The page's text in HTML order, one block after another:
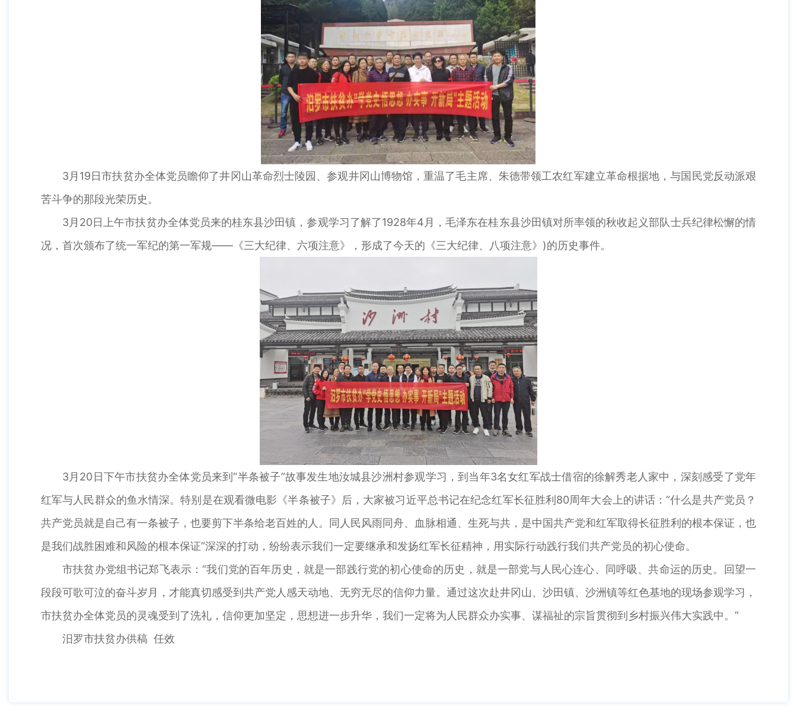
3月19日市扶贫办全体党员瞻仰了井冈山革命烈士陵园、参观井冈山博物馆，重温了毛主席、朱德带领工农红军建立革命根据地，与国民党反动派艰
苦斗争的那段光荣历史。
3月20日上午市扶贫办全体党员来的桂东县沙田镇，参观学习了解了1928年4月，毛泽东在桂东县沙田镇对所率领的秋收起义部队士兵纪律松懈的情
况，首次颁布了统一军纪的第一军规——《三大纪律、六项注意》，形成了今天的《三大纪律、八项注意》)的历史事件。
3月20日下午市扶贫办全体党员来到“半条被子”故事发生地汝城县沙洲村参观学习，到当年3名女红军战士借宿的徐解秀老人家中，深刻感受了党年
红军与人民群众的鱼水情深。特别是在观看微电影《半条被子》后，大家被习近平总书记在纪念红军长征胜利80周年大会上的讲话：“什么是共产党员？
共产党员就是自己有一条被子，也要剪下半条给老百姓的人。同人民风雨同舟、血脉相通、生死与共，是中国共产党和红军取得长征胜利的根本保证，也
是我们战胜困难和风险的根本保证”深深的打动，纷纷表示我们一定要继承和发扬红军长征精神，用实际行动践行我们共产党员的初心使命。
市扶贫办党组书记郑飞表示：“我们党的百年历史，就是一部践行党的初心使命的历史，就是一部党与人民心连心、同呼吸、共命运的历史。回望一
段段可歌可泣的奋斗岁月，才能真切感受到共产党人感天动地、无穷无尽的信仰力量。通过这次赴井冈山、沙田镇、沙洲镇等红色基地的现场参观学习，
市扶贫办全体党员的灵魂受到了洗礼，信仰更加坚定，思想进一步升华，我们一定将为人民群众办实事、谋福祉的宗旨贯彻到乡村振兴伟大实践中。”
汨罗市扶贫办供稿 任效